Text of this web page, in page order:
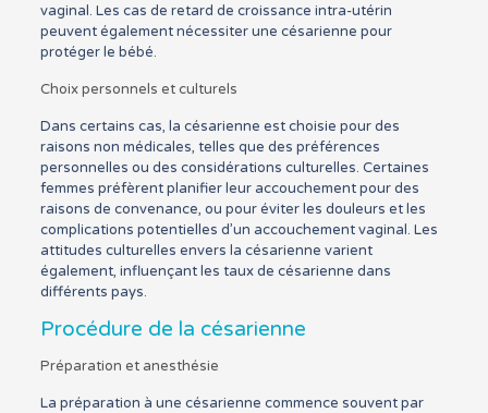
vaginal. Les cas de retard de croissance intra-utérin
peuvent également nécessiter une césarienne pour
protéger le bébé.
Choix personnels et culturels
Dans certains cas, la césarienne est choisie pour des
raisons non médicales, telles que des préférences
personnelles ou des considérations culturelles. Certaines
femmes préfèrent planifier leur accouchement pour des
raisons de convenance, ou pour éviter les douleurs et les
complications potentielles d’un accouchement vaginal. Les
attitudes culturelles envers la césarienne varient
également, influençant les taux de césarienne dans
différents pays.
Procédure de la césarienne
Préparation et anesthésie
La préparation à une césarienne commence souvent par